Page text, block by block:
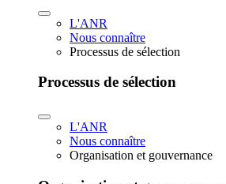
L'ANR
Nous connaître
Processus de sélection
Processus de sélection
L'ANR
Nous connaître
Organisation et gouvernance